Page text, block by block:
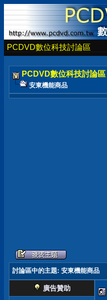
PCDVD數位科技討論區
PCDVD數位科技討論區
安東機能商品
討論區中的主題: 安東機能商品
廣告贊助